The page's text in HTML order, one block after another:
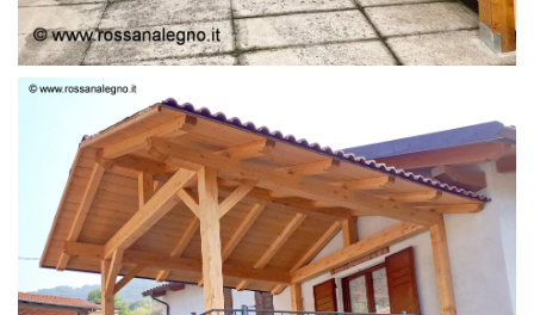
STRUTTURA LAMELLARE PRETAGLIATO